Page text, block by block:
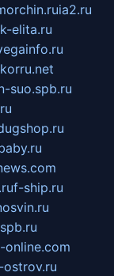
ia2.ru
elita.ru
korru.net
suo.spb.ru
f-ship.ru
online.com